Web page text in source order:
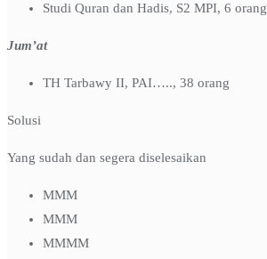
Studi Quran dan Hadis, S2 MPI, 6 orang
Jum’at
TH Tarbawy II, PAI….., 38 orang
Solusi
Yang sudah dan segera diselesaikan
MMM
MMM
MMMM